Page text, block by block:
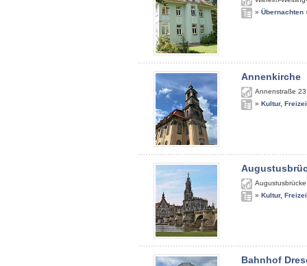
» Übernachten
Annenkirche
Annenstraße 23
» Kultur,
Augustusbrücke
» Kultur,
Bahnhof